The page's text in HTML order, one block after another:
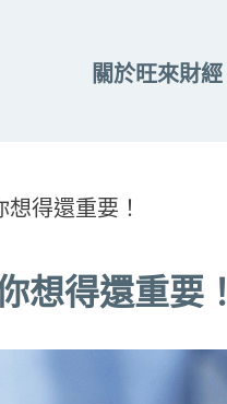
關於旺來財經
得還重要！
想得還重要！